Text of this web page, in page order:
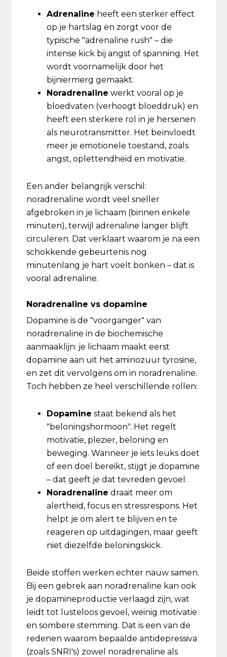
Adrenaline heeft een sterker effect
op je hartslag en zorgt voor de
typische "adrenaline rush" – die
intense kick bij angst of spanning. Het
wordt voornamelijk door het
bijniermerg gemaakt.
Noradrenaline werkt vooral op je
bloedvaten (verhoogt bloeddruk) en
heeft een sterkere rol in je hersenen
als neurotransmitter. Het beïnvloedt
meer je emotionele toestand, zoals
angst, oplettendheid en motivatie.
Een ander belangrijk verschil:
noradrenaline wordt veel sneller
afgebroken in je lichaam (binnen enkele
minuten), terwijl adrenaline langer blijft
circuleren. Dat verklaart waarom je na een
schokkende gebeurtenis nog
minutenlang je hart voelt bonken – dat is
vooral adrenaline.
Noradrenaline vs dopamine
Dopamine is de "voorganger" van
noradrenaline in de biochemische
aanmaaklijn: je lichaam maakt eerst
dopamine aan uit het aminozuur tyrosine,
en zet dit vervolgens om in noradrenaline.
Toch hebben ze heel verschillende rollen:
Dopamine staat bekend als het
"beloningshormoon". Het regelt
motivatie, plezier, beloning en
beweging. Wanneer je iets leuks doet
of een doel bereikt, stijgt je dopamine
– dat geeft je dat tevreden gevoel.
Noradrenaline draait meer om
alertheid, focus en stressrespons. Het
helpt je om alert te blijven en te
reageren op uitdagingen, maar geeft
niet diezelfde beloningskick.
Beide stoffen werken echter nauw samen.
Bij een gebrek aan noradrenaline kan ook
je dopamineproductie verlaagd zijn, wat
leidt tot lusteloos gevoel, weinig motivatie
en sombere stemming. Dat is een van de
redenen waarom bepaalde antidepressiva
(zoals SNRI's) zowel noradrenaline als